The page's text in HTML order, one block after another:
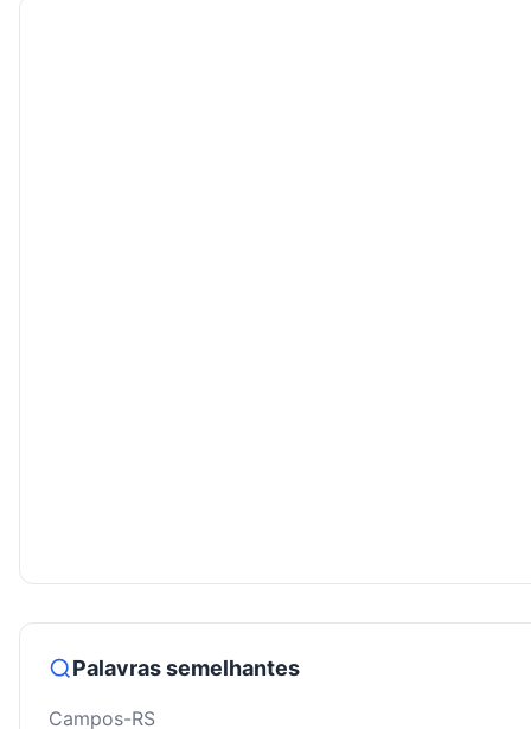
Palavras semelhantes
Campos-RS